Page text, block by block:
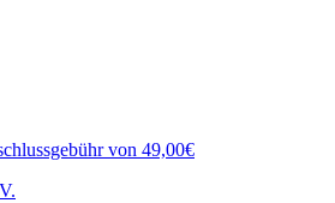
von 49,00€